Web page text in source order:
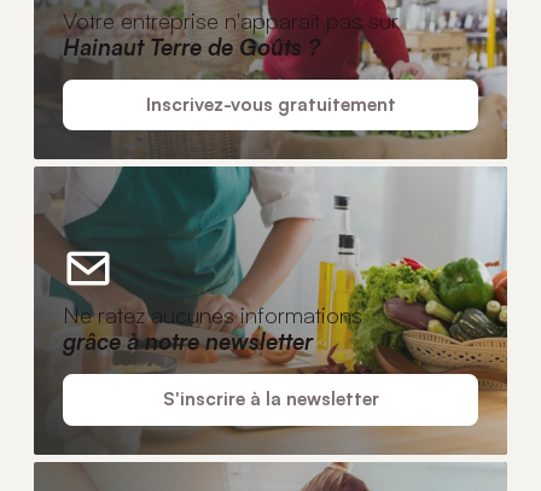
Votre entreprise n'apparaît pas sur
Hainaut Terre de Goûts ?
Inscrivez-vous gratuitement
Ne ratez aucunes informations
grâce à notre newsletter
S'inscrire à la newsletter